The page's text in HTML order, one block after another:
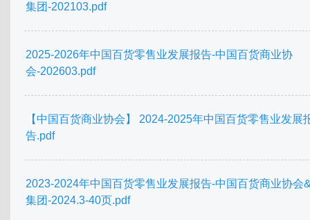
集团-202103.pdf
2025-2026年中国百货零售业发展报告-中国百货商业协
会-202603.pdf
【中国百货商业协会】 2024-2025年中国百货零售业发展
告.pdf
2023-2024年中国百货零售业发展报告-中国百货商业协会
集团-2024.3-40页.pdf